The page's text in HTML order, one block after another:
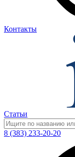
Контакты
Статьи
8 (383) 233-20-20